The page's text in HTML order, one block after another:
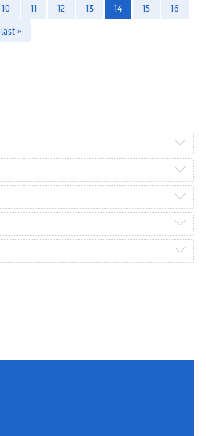
10 11 12 13 14 15
16
last »